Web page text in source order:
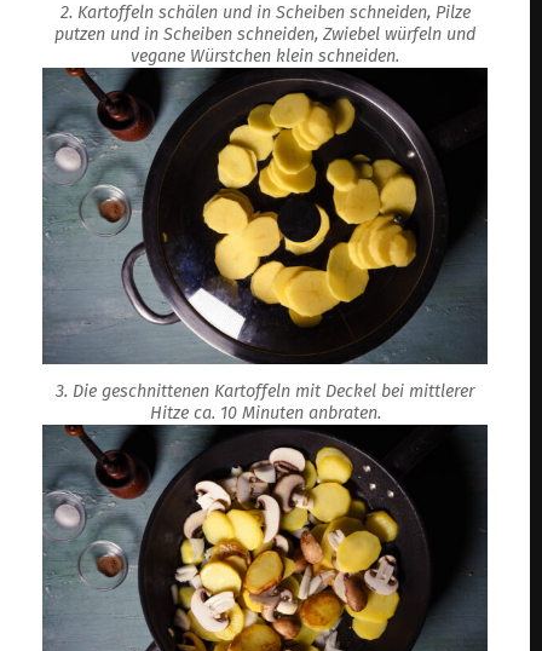
2. Kartoffeln schälen und in Scheiben schneiden, Pilze
putzen und in Scheiben schneiden, Zwiebel würfeln und
vegane Würstchen klein schneiden.
3. Die geschnittenen Kartoffeln mit Deckel bei mittlerer
Hitze ca. 10 Minuten anbraten.